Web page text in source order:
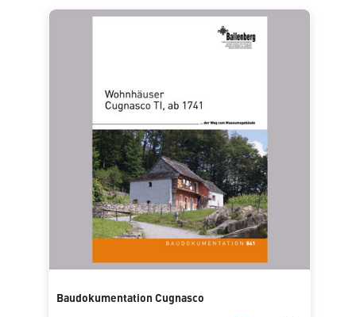
Baudokumentation Cugnasco